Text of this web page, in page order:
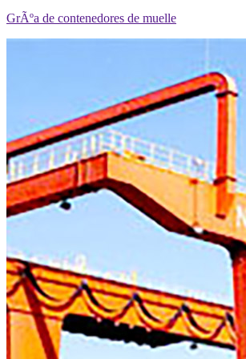
GrÃºa de contenedores de muelle